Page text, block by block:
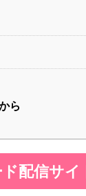
ら
配信サイ